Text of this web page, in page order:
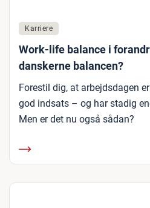
Karriere
Work-life balance i
danskerne balancen?
Forestil dig, at arbejdsdagen
god indsats – og har stadig
Men er det nu også sådan?